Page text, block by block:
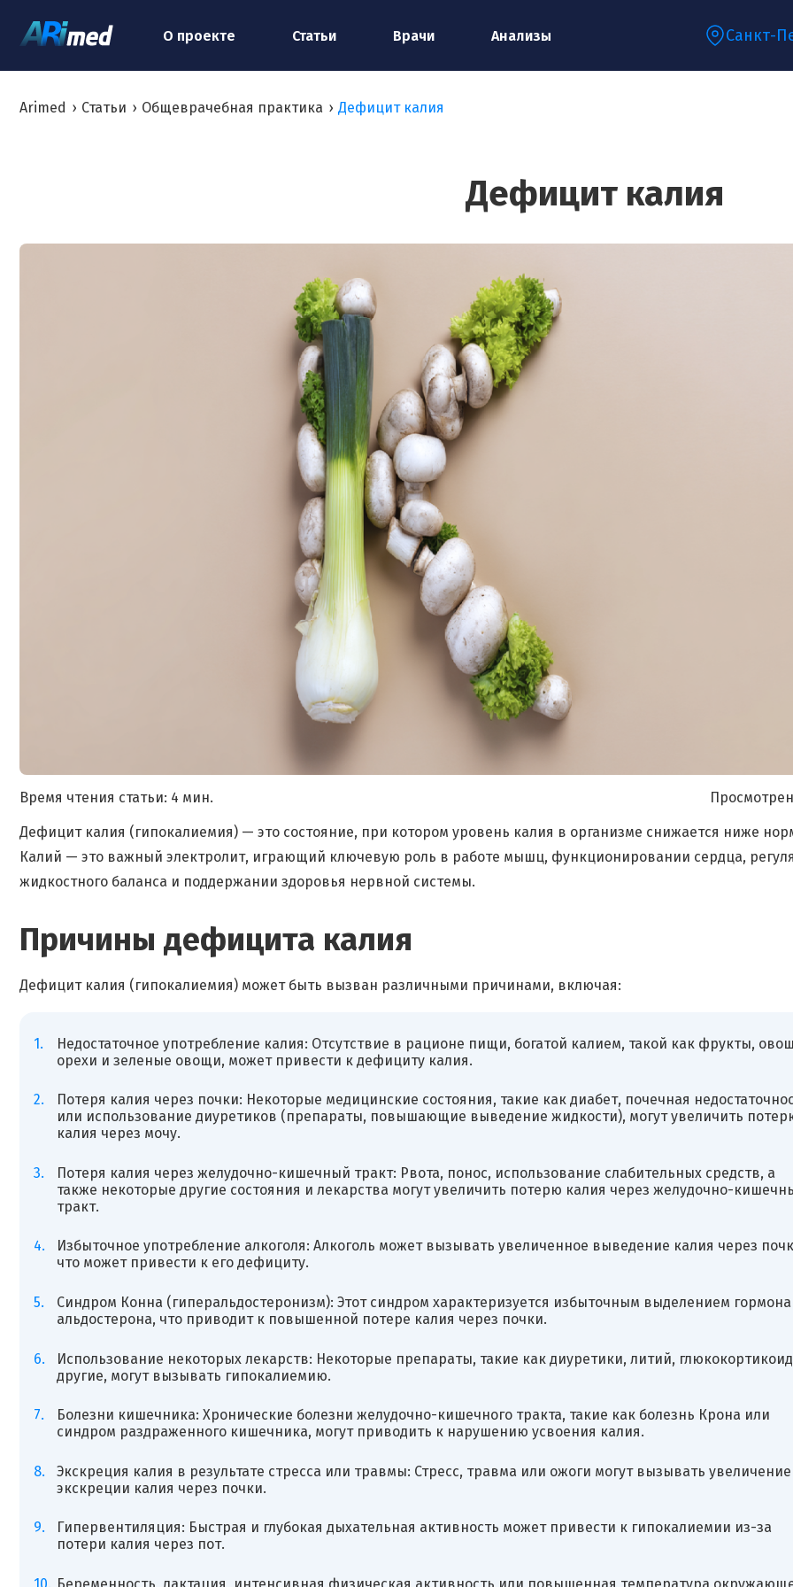
О проекте Статьи Врачи Анализы Санкт-
Arimed › Статьи › Общеврачебная практика › Дефицит калия
Дефицит калия
Время чтения статьи: 4 мин.
Дефицит калия (гипокалиемия) — это состояние, при котором уровень калия в организме снижается ниже
Калий — это важный электролит, играющий ключевую роль в работе мышц, функционировании сердца,
жидкостного баланса и поддержании здоровья нервной системы.
Причины дефицита калия
Дефицит калия (гипокалиемия) может быть вызван различными причинами, включая:
Недостаточное употребление калия: Отсутствие в рационе пищи, богатой калием, такой как фрукты,
орехи и зеленые овощи, может привести к дефициту калия.
Потеря калия через почки: Некоторые медицинские состояния, такие как диабет, почечная
или использование диуретиков (препараты, повышающие выведение жидкости), могут увеличить
калия через мочу.
Потеря калия через желудочно-кишечный тракт: Рвота, понос, использование слабительных средств, а
также некоторые другие состояния и лекарства могут увеличить потерю калия через желудочно-
тракт.
Избыточное употребление алкоголя: Алкоголь может вызывать увеличенное выведение калия через
что может привести к его дефициту.
Синдром Конна (гиперальдостеронизм): Этот синдром характеризуется избыточным выделением гормона
альдостерона, что приводит к повышенной потере калия через почки.
Использование некоторых лекарств: Некоторые препараты, такие как диуретики, литий,
другие, могут вызывать гипокалиемию.
Болезни кишечника: Хронические болезни желудочно-кишечного тракта, такие как болезнь Крона или
синдром раздраженного кишечника, могут приводить к нарушению усвоения калия.
Экскреция калия в результате стресса или травмы: Стресс, травма или ожоги могут вызывать увеличение
экскреции калия через почки.
Гипервентиляция: Быстрая и глубокая дыхательная активность может привести к гипокалиемии из-за
потери калия через пот.
Ваш телефон:*
Ваш e-mail:*